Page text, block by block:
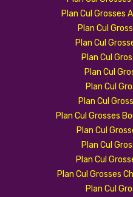
Plan Cul Grosses
Plan Cul
Plan Cul
Plan Cul
Plan Cul
Plan Cul
Plan Cul
Plan Cul Grosses
Plan Cul
Plan Cul
Plan Cul
Plan Cul Grosses
Plan Cul